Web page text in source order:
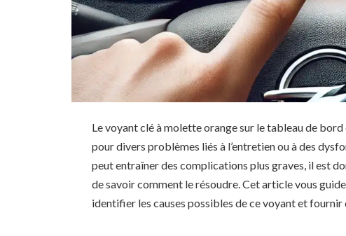
Le voyant clé à molette orange sur le tableau de
pour divers problèmes liés à l’entretien ou à des
peut entraîner des complications plus graves, il est
de savoir comment le résoudre. Cet article vous
identifier les causes possibles de ce voyant et